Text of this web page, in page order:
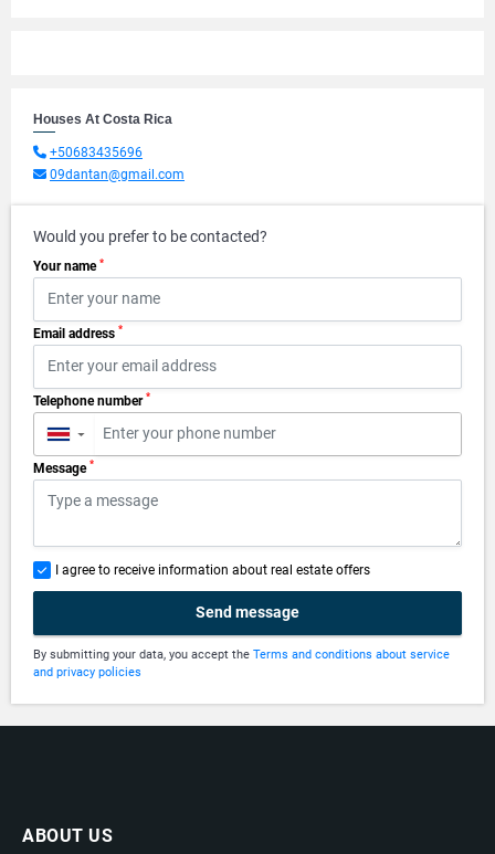
Houses At Costa Rica
+50683435696
09dantan@gmail.com
Would you prefer to be contacted?
Your name *
Email address *
Telephone number *
▼
Message *
I agree to receive information about real estate offers
Send message
By submitting your data, you accept the Terms and conditions about service
and privacy policies
ABOUT US